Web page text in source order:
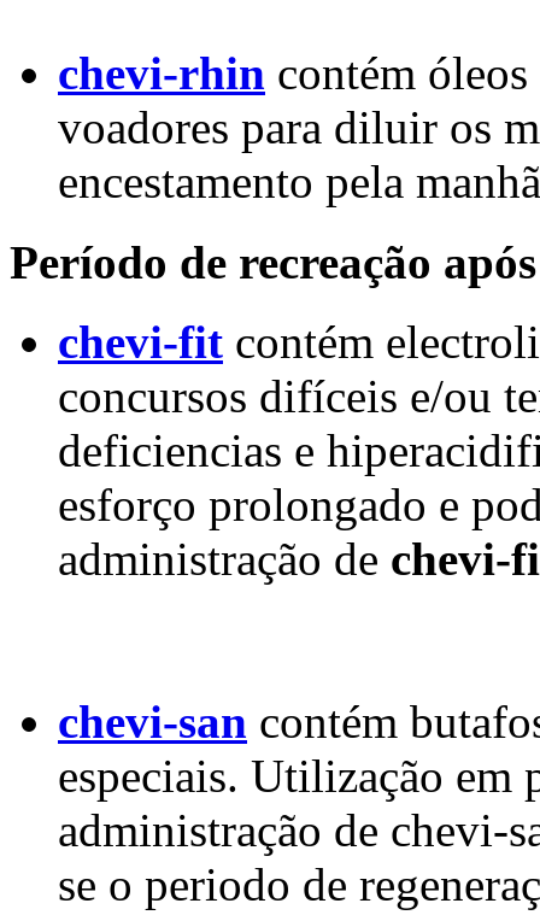
chevi-rhin contém óleos
voadores para diluir os
encestamento pela
Período de recreação
chevi-fit contém
concursos difíceis e/ou
deficiencias e
esforço prolongado e
administração de chevi-
chevi-san contém
especiais. Utilização em
administração de chevi-
se o periodo de